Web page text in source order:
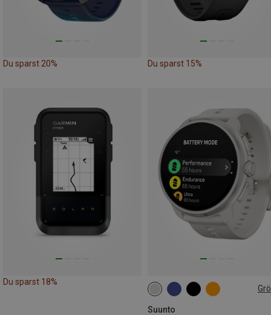
Du sparst 20% Du sparst 15%
Du sparst 18%
Suunto
49MM